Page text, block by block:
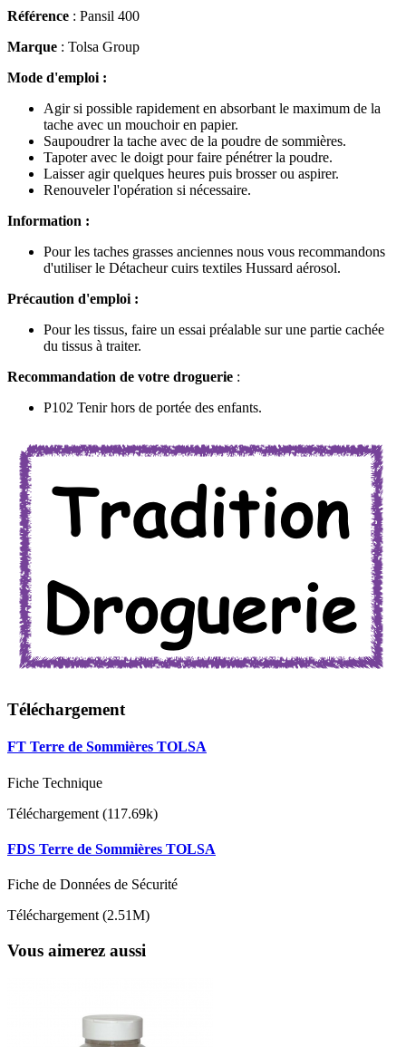
Référence : Pansil 400
Marque : Tolsa Group
Mode d'emploi :
Agir si possible rapidement en absorbant le maximum de la
tache avec un mouchoir en papier.
Saupoudrer la tache avec de la poudre de sommières.
Tapoter avec le doigt pour faire pénétrer la poudre.
Laisser agir quelques heures puis brosser ou aspirer.
Renouveler l'opération si nécessaire.
Information :
Pour les taches grasses anciennes nous vous recommandons
d'utiliser le Détacheur cuirs textiles Hussard aérosol.
Précaution d'emploi :
Pour les tissus, faire un essai préalable sur une partie cachée
du tissus à traiter.
Recommandation de votre droguerie :
P102 Tenir hors de portée des enfants.
Téléchargement
FT Terre de Sommières TOLSA
Fiche Technique
Téléchargement (117.69k)
FDS Terre de Sommières TOLSA
Fiche de Données de Sécurité
Téléchargement (2.51M)
Vous aimerez aussi